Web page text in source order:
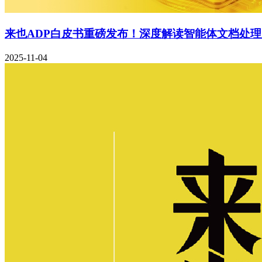
来也ADP白皮书重磅发布！深度解读智能体文档处
2025-11-04